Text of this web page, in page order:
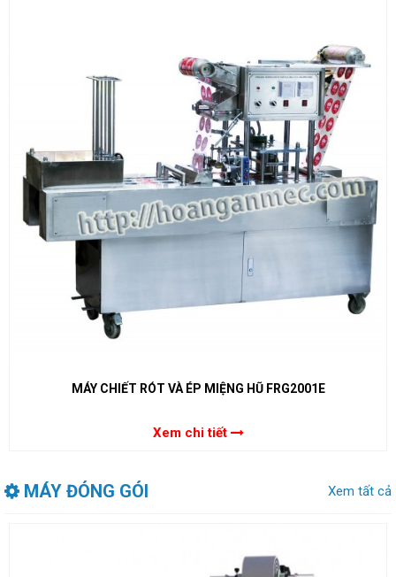
MÁY CHIẾT RÓT VÀ ÉP MIỆNG HŨ FRG2001E
Xem chi tiết
MÁY ĐÓNG GÓI Xem tất cả